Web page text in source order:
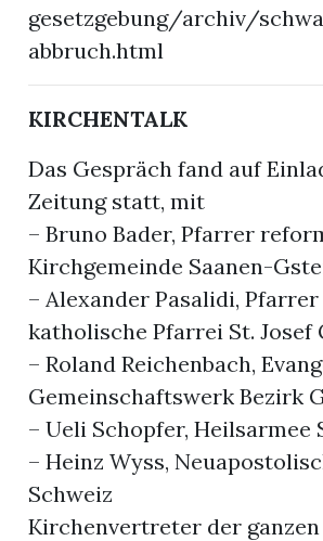
gesetzgebung/archiv/
abbruch.html
KIRCHENTALK
Das Gespräch fand auf
Zeitung statt, mit
– Bruno Bader, Pfarrer
Kirchgemeinde Saanen-
– Alexander Pasalidi,
katholische Pfarrei St. Josef
– Roland Reichenbach,
Gemeinschaftswerk Bezirk
– Ueli Schopfer, Heilsarmee
– Heinz Wyss,
Schweiz
Kirchenvertreter der ganzen